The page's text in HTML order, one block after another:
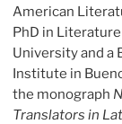
American
PhD in
University and a
Institute in
the monograph
Translators in